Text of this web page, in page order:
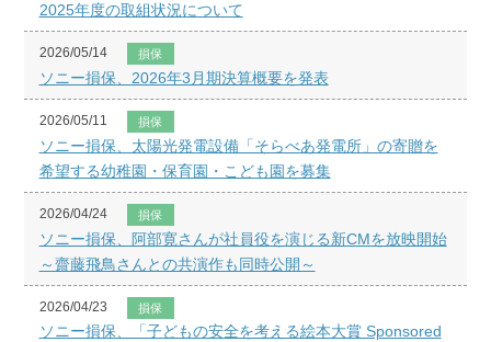
2025年度の取組状況について
2026/05/14 損保
ソニー損保、2026年3月期決算概要を発表
2026/05/11 損保
ソニー損保、太陽光発電設備「そらべあ発電所」の寄贈を
希望する幼稚園・保育園・こども園を募集
2026/04/24 損保
ソニー損保、阿部寛さんが社員役を演じる新CMを放映開始
～齋藤飛鳥さんとの共演作も同時公開～
2026/04/23 損保
ソニー損保、「子どもの安全を考える絵本大賞 Sponsored